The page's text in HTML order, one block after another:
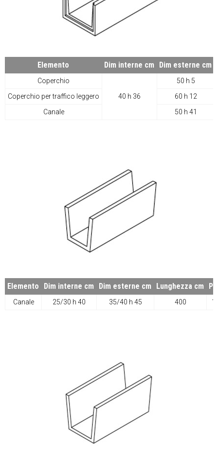
Elemento Dim interne cm Dim esterne cm
Coperchio
40 h 36
50 h 5
Coperchio per traffico leggero
60 h 12
Canale
50 h 41
Elemento Dim interne cm Dim esterne cm Lunghezza cm
Canale 25/30 h 40 35/40 h 45 400